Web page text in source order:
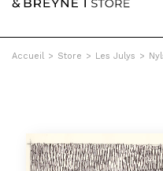
Accueil > Store > Les Julys >